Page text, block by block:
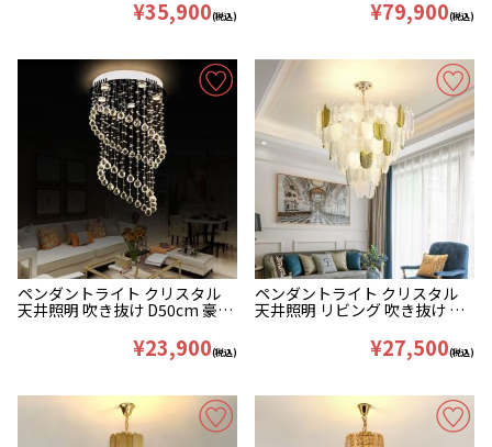
¥35,900(税込) ¥79,900(税込)
ペンダントライト クリスタル
天井照明 吹き抜け D50cm 豪華
¥23,900(税込)
ペンダントライト クリスタル
天井照明 リビング 吹き抜け 店
¥27,500(税込)